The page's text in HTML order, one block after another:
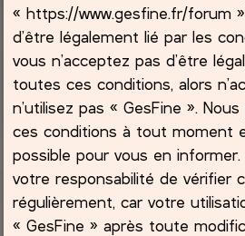
« https://www.gesfine.fr/forum
d’être légalement lié par les
vous n’acceptez pas d’être
toutes ces conditions, alors
n’utilisez pas « GesFine ».
ces conditions à tout moment
possible pour vous en
votre responsabilité de vérifier
régulièrement, car votre
« GesFine » après toute